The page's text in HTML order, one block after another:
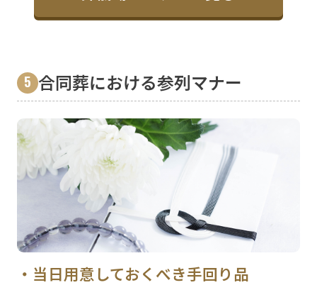
合同葬における参列マナー
当日用意しておくべき手回り品